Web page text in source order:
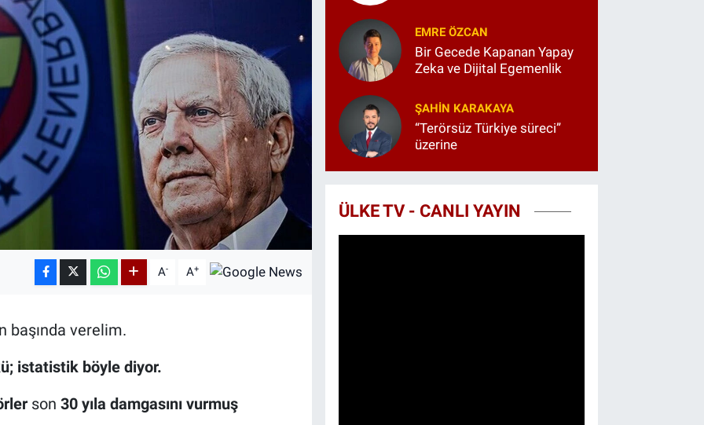
A- A+
başında verelim.
istatistik böyle diyor.
son 30 yıla damgasını vurmuş
EMRE ÖZCAN
Bir Gecede Kapanan Yapay
Zeka ve Dijital Egemenlik
ŞAHIN KARAKAYA
“Terörsüz Türkiye süreci”
üzerine
ÜLKE TV - CANLI YAYIN